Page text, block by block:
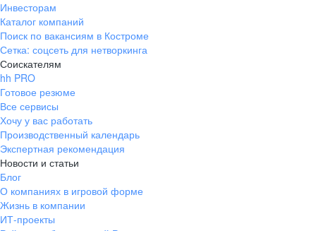
ул. Янковского, д. 169, 7 этаж,
706 каб.
+7 861 205-55-57
pr@krd.hh.ru
Владивосток
пер. Ланинский д. 4, офис 3.4
+7 423 202-33-28
pr@dv.hh.ru
Новосибирск
ул. Большевистская, д. 35,
помещение 21
Инвесторам
Каталог компаний
Поиск по вакансиям в Костроме
Сетка: соцсеть для нетворкинга
Соискателям
hh PRO
Готовое резюме
Все сервисы
Хочу у вас работать
Производственный календарь
Экспертная рекомендация
Новости и статьи
Блог
О компаниях в игровой форме
Жизнь в компании
ИТ-проекты